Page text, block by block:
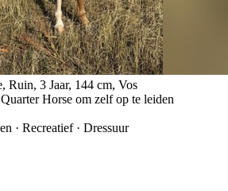
Ruin, 3 Jaar, 144 cm, Vos
Horse om zelf op te leiden
· Recreatief · Dressuur